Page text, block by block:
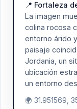
📍 Fortaleza
La imagen
colina rocosa
entorno árido
paisaje
Jordania, un
ubicación
un entorno
🌍 31.951569,